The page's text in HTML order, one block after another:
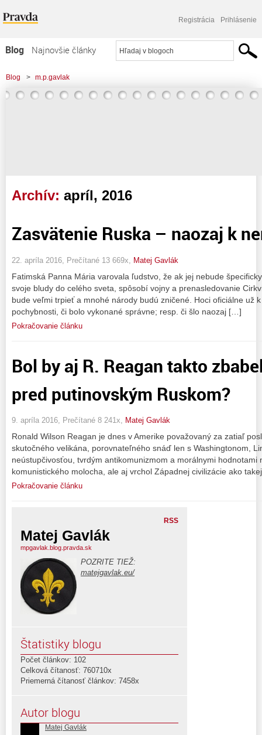
Registrácia Prihlásenie
Blog
Najnovšie články
Najčítanejšie články
Najkomentovanejšie články
Blog > m.p.gavlak
Archív: apríl, 2016
Zasvätenie Ruska – naozaj k
22. apríla 2016, Prečítané 13 669x, Matej Gavlák
Fatimská Panna Mária varovala ľudstvo, že ak jej nebude
svoje bludy do celého sveta, spôsobí vojny a prenasledovanie
bude veľmi trpieť a mnohé národy budú zničené. Hoci oficiálne už
pochybnosti, či bolo vykonané správne; resp. či šlo naozaj […]
Pokračovanie článku
Bol by aj R. Reagan takto
pred putinovským Ruskom?
9. apríla 2016, Prečítané 8 241x, Matej Gavlák
Ronald Wilson Reagan je dnes v Amerike považovaný za zatiaľ
skutočného velikána, porovnateľného snáď len s Washingtonom,
neústupčivosťou, tvrdým antikomunizmom a morálnymi hodnotami
komunistického molocha, ale aj vrchol Západnej civilizácie ako
Pokračovanie článku
RSS
Matej Gavlák
mpgavlak.blog.pravda.sk
POZRITE TIEŽ:
matejgavlak.eu/
Štatistiky blogu
Počet článkov: 102
Celková čítanosť: 760710x
Priemerná čítanosť článkov: 7458x
Autor blogu
Matej Gavlák